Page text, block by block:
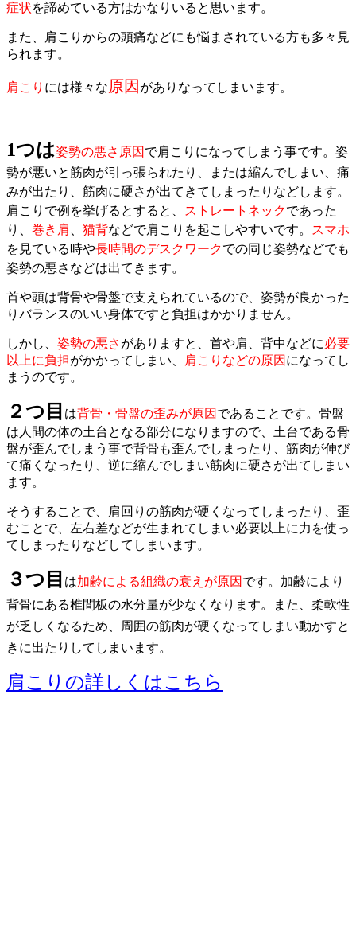
症状を諦めている方はかなりいると思います。
また、肩こりからの頭痛などにも悩まされている方も多々見
られます。
肩こり には様々な原因 がありなってしまいます。
1つは姿勢の悪さ 原因 で肩こりになってしまう事です。姿
勢が悪いと筋肉が引っ張られたり、または縮んでしまい、痛
みが出たり、筋肉に硬さが出てきてしまったりなどします。
肩こりで例を挙げるとすると、
ストレートネックであった
り、 巻き肩 猫背などで肩こりを起こしやすいです。
スマホ
を見ている時や長時間のデスクワークでの同じ姿勢などでも
姿勢の悪さなどは出てきます。
首や頭は背骨や骨盤で支えられているので、姿勢が良かった
りバランスのいい身体ですと負担はかかりません。
しかし、 姿勢の悪さ がありますと、首や肩、背中などに必要
以上に負担がかかってしまい、 肩こりなどの原因 になってし
まうのです。
２つ目 は背骨・骨盤の歪みが原因 であることです。骨盤
は人間の体の土台となる部分になりますので、土台である骨
盤が歪んでしまう事で背骨も歪んでしまったり、筋肉が伸び
て痛くなったり、逆に縮んでしまい筋肉に硬さが出てしまい
ます。
そうすることで、肩回りの筋肉が硬くなってしまったり、歪
むことで、左右差などが生まれてしまい必要以上に力を使っ
てしまったりなどしてしまいます。
３つ目 は加齢による組織の衰えが原因 です。 加齢により
背骨にある椎間板の水分量が少なくなります。また、柔軟性
が乏しくなるため、周囲の筋肉が硬くなってしまい動かすと
きに出たりしてしまいます。
肩こりの詳しくはこちら